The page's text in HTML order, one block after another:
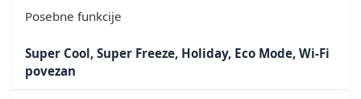
Posebne funkcije
Super Cool, Super Freeze, Holiday, Eco Mode, Wi-Fi
povezan